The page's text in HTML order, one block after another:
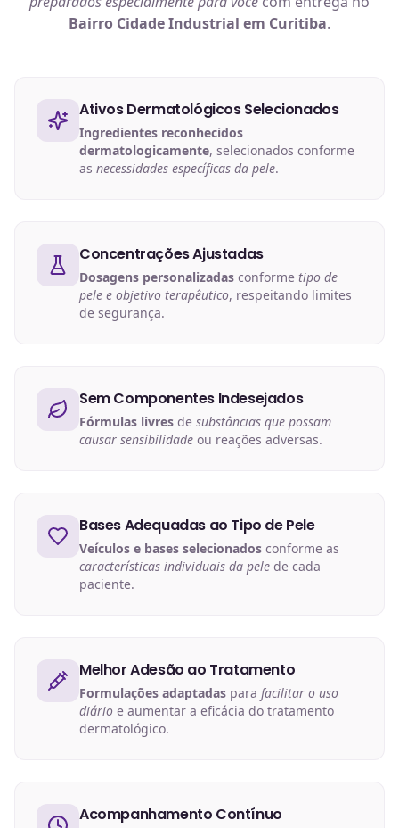
Bairro Cidade Industrial em Curitiba.
Ativos Dermatológicos Selecionados
Ingredientes reconhecidos
dermatologicamente, selecionados conforme
as necessidades específicas da pele.
Concentrações Ajustadas
Dosagens personalizadas conforme tipo de
pele e objetivo terapêutico, respeitando limites
de segurança.
Sem Componentes Indesejados
Fórmulas livres de substâncias que possam
causar sensibilidade ou reações adversas.
Bases Adequadas ao Tipo de Pele
Veículos e bases selecionados conforme as
características individuais da pele de cada
paciente.
Melhor Adesão ao Tratamento
Formulações adaptadas para facilitar o uso
diário e aumentar a eficácia do tratamento
dermatológico.
Acompanhamento Contínuo